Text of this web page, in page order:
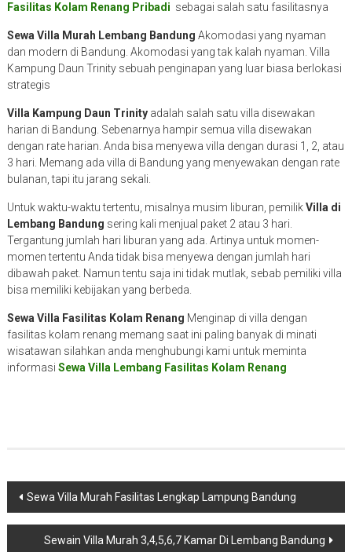
Fasilitas Kolam Renang Pribadi sebagai salah satu fasilitasnya
Sewa Villa Murah Lembang Bandung Akomodasi yang nyaman
dan modern di Bandung. Akomodasi yang tak kalah nyaman. Villa
Kampung Daun Trinity sebuah penginapan yang luar biasa berlokasi
strategis
Villa Kampung Daun Trinityadalah salah satu villa disewakan
harian di Bandung. Sebenarnya hampir semua villa disewakan
dengan rate harian. Anda bisa menyewa villa dengan durasi 1, 2, atau
3 hari. Memang ada villa di Bandung yang menyewakan dengan rate
bulanan, tapi itu jarang sekali.
Untuk waktu-waktu tertentu, misalnya musim liburan, pemilikVilla di
Lembang Bandung sering kali menjual paket 2 atau 3 hari.
Tergantung jumlah hari liburan yang ada. Artinya untuk momen-
momen tertentu Anda tidak bisa menyewa dengan jumlah hari
dibawah paket. Namun tentu saja ini tidak mutlak, sebab pemiliki villa
bisa memiliki kebijakan yang berbeda.
Sewa Villa Fasilitas Kolam Renang Menginap di villa dengan
fasilitas kolam renang memang saat ini paling banyak di minati
wisatawan silahkan anda menghubungi kami untuk meminta
informasi Sewa Villa Lembang Fasilitas Kolam Renang
Navigasi
pos
Sewa Villa Murah Fasilitas Lengkap Lampung Bandung
Sewain Villa Murah 3,4,5,6,7 Kamar Di Lembang Bandung